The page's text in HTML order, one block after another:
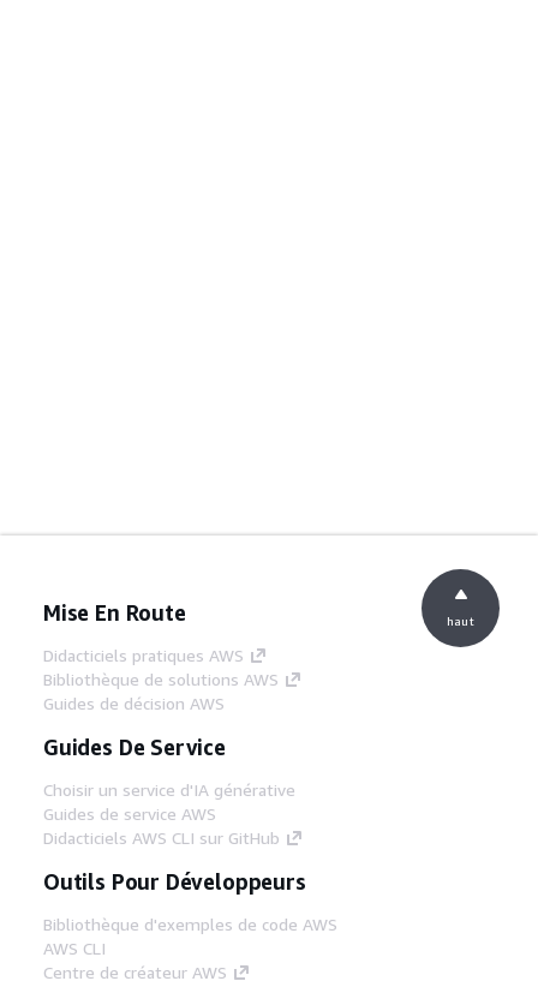
Mise En Route
Didacticiels pratiques AWS
Bibliothèque de solutions AWS
Guides de décision AWS
Guides De Service
Choisir un service d'IA générative
Guides de service AWS
Didacticiels AWS CLI sur GitHub
Outils Pour Développeurs
Bibliothèque d'exemples de code AWS
AWS CLI
Centre de créateur AWS
haut